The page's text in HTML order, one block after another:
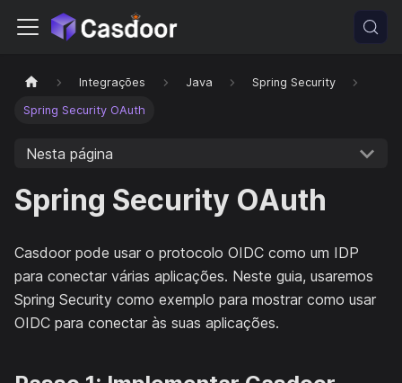
Integrações Java Spring Security
Spring Security OAuth
Nesta página
Spring Security OAuth
Casdoor pode usar o protocolo OIDC como um IDP
para conectar várias aplicações. Neste guia, usaremos
Spring Security como exemplo para mostrar como usar
OIDC para conectar às suas aplicações.